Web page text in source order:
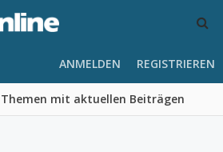
Themen mit aktuellen Beiträgen
ANMELDEN REGISTRIEREN